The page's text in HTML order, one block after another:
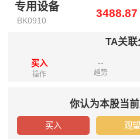
专用设备
专用设备
BK0910
3488.87
TA关联
买入
操作
--
趋势
你认为本股当
买入 观望